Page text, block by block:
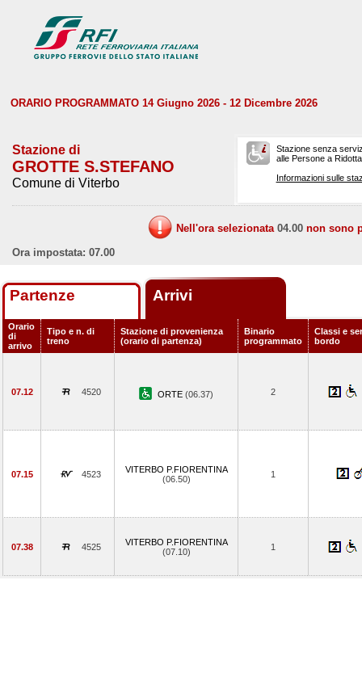
ORARIO PROGRAMMATO 14 Giugno 2026 - 12 Dicembre 2026
Stazione di
GROTTE S.STEFANO
Comune di Viterbo
Stazione senza
alle Persone a
Informazioni sulle
Nell'ora selezionata 04.00 non sono
Ora impostata: 07.00
Partenze Arrivi
Orario
di
arrivo
Tipo e n. di
treno
Stazione di provenienza
(orario di partenza)
Binario
programmato
Classi e
bordo
07.12 4520 ORTE (06.37) 2
07.15 4523
VITERBO P.FIORENTINA
(06.50)
1
07.38 4525
VITERBO P.FIORENTINA
(07.10)
1